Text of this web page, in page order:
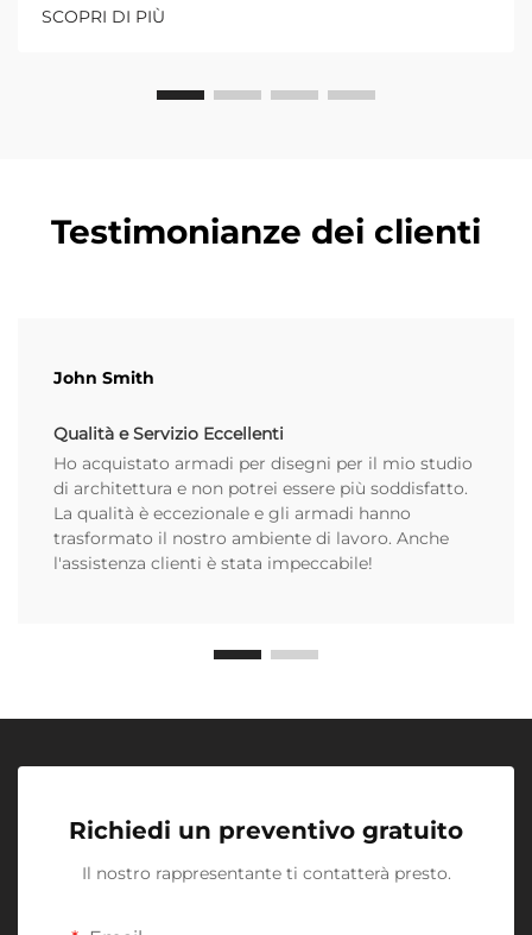
moderni, e il loro vantaggio principale risiede in
un'eccezionale flessibilità—una caratteristica
SCOPRI DI PIÙ
Testimonianze dei clienti
John Smith
Qualità e Servizio Eccellenti
Ho acquistato armadi per disegni per il mio studio
di architettura e non potrei essere più soddisfatto.
La qualità è eccezionale e gli armadi hanno
trasformato il nostro ambiente di lavoro. Anche
l'assistenza clienti è stata impeccabile!
Richiedi un preventivo gratuito
Il nostro rappresentante ti contatterà presto.